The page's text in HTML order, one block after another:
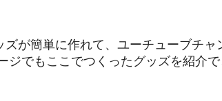
ズが簡単に作れて、ユーチューブチ
ジでもここでつくったグッズを紹介